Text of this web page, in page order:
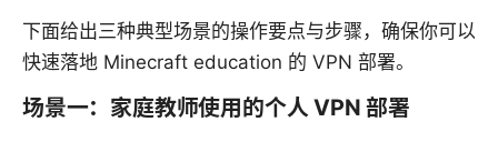
下面给出三种典型场景的操作要点与步骤，确保你可以
快速落地 Minecraft education 的 VPN 部署。
场景一：家庭教师使用的个人 VPN 部署